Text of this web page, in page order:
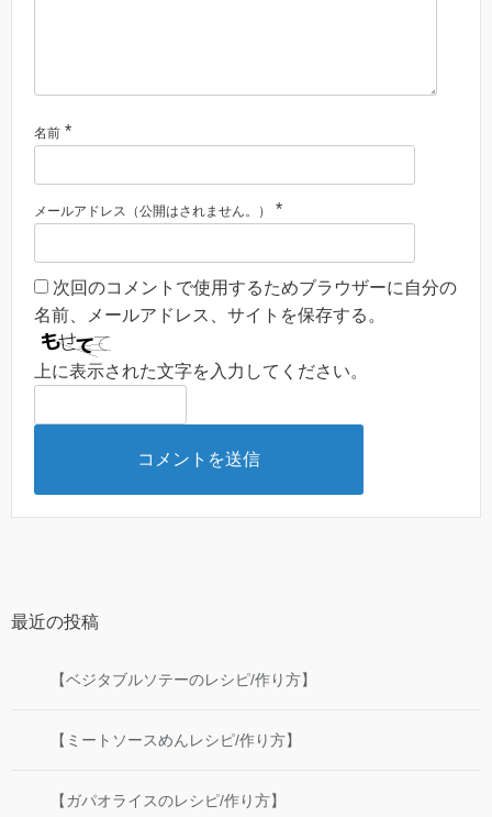
名前 *
メールアドレス（公開はされません。） *
次回のコメントで使用するためブラウザーに自分の
名前、メールアドレス、サイトを保存する。
上に表示された文字を入力してください。
最近の投稿
【ベジタブルソテーのレシピ/作り方】
【ミートソースめんレシピ/作り方】
【ガパオライスのレシピ/作り方】